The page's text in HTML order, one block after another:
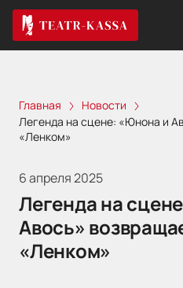
Главная
Новости
Легенда на сцене: «Юнона и
«Ленком»
6 апреля 2025
Легенда на
Авось»
«Ленком»